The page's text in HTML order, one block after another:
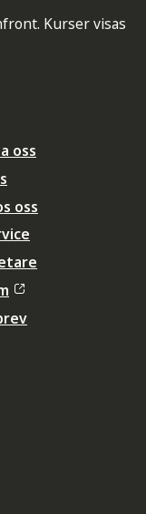
Kurser visas
oss
oss